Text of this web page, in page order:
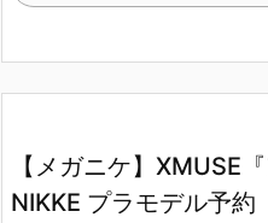
【メガニケ】XMUSE
NIKKE プラモデル予